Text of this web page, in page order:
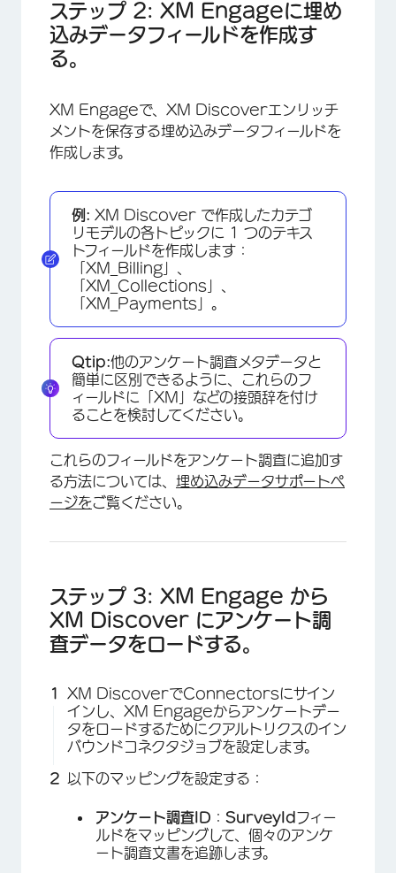
ステップ 2: XM Engageに埋め
込みデータフィールドを作成す
る。
XM Engageで、XM Discoverエンリッチ
メントを保存する埋め込みデータフィールドを
作成します。
例: XM Discover で作成したカテゴ
リモデルの各トピックに 1 つのテキス
トフィールドを作成します：
「XM_Billing」、
「XM_Collections」、
「XM_Payments」。
Qtip:他のアンケート調査メタデータと
簡単に区別できるように、これらのフ
ィールドに「XM」などの接頭辞を付け
ることを検討してください。
これらのフィールドをアンケート調査に追加す
る方法については、 埋め込みデータサポートペ
ージをご覧ください。
ステップ 3: XM Engage から
XM Discover にアンケート調
査データをロードする。
XM DiscoverでConnectorsにサイン
インし、XM Engageからアンケートデー
タをロードするためにクアルトリクスのイン
バウンドコネクタジョブを設定します。
以下のマッピングを設定する：
アンケート調査ID ： SurveyId フィー
ルドをマッピングして、個々のアンケ
ート調査文書を追跡します。